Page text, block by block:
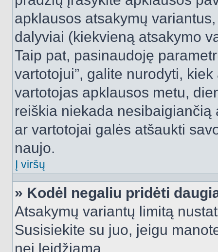
apklausos atsakymų
dalyviai (kiekvieną atsakymo
Taip pat, pasinaudoję
vartotojui”, galite nurodyti,
vartotojas apklausos metu,
reiškia niekada
ar vartotojai galės atšaukti
naujo.
Į viršų
» Kodėl negaliu pridėti
Atsakymų variantų limitą
Susisiekite su juo, jeigu
nei leidžiama.